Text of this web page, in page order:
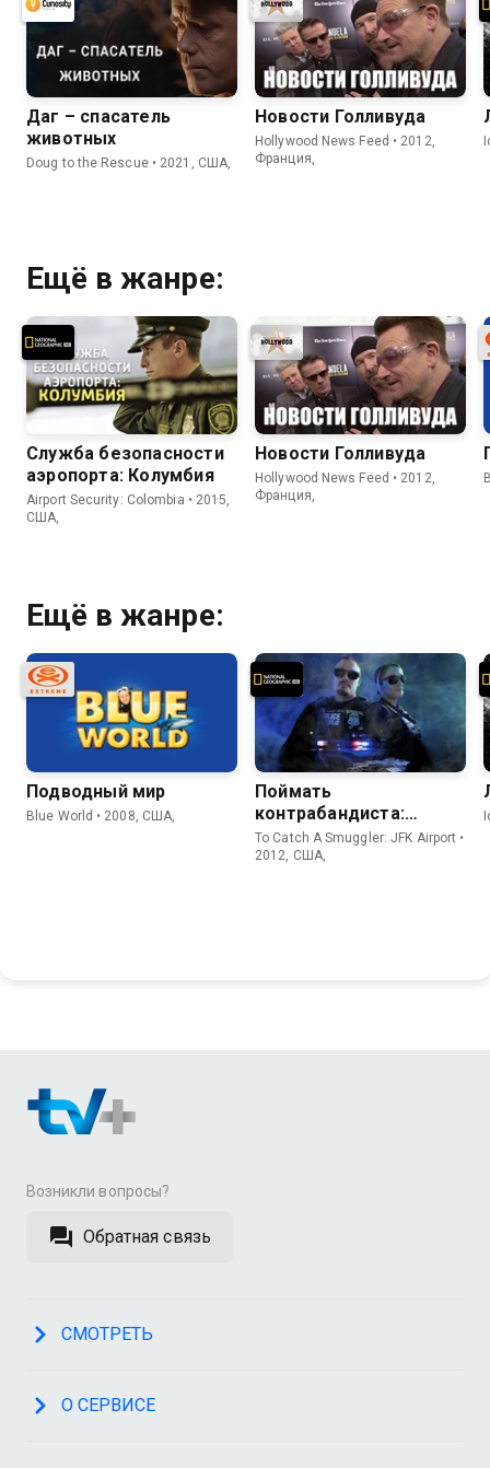
Даг – спасатель
животных
Doug to the Rescue • 2021, США,
Новости Голливуда
Hollywood News Feed • 2012,
Франция,
Ещё в жанре:
Служба безопасности
аэропорта: Колумбия
Airport Security: Colombia • 2015,
США,
Новости Голливуда
Hollywood News Feed • 2012,
Франция,
Ещё в жанре:
Подводный мир
Blue World • 2008, США,
Поймать
контрабандиста:
Аэропорт Кеннеди
To Catch A Smuggler: JFK Airport •
2012, США,
Возникли вопросы?
Обратная связь
СМОТРЕТЬ
О СЕРВИСЕ